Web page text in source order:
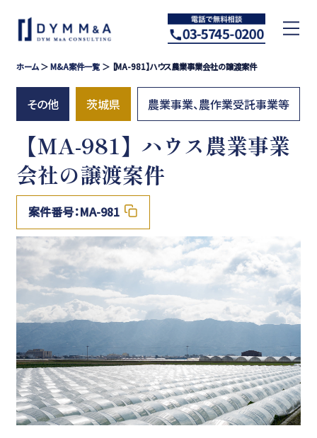
ホーム＞M&A案件一覧＞ 【MA-981】ハウス農業事業会社の譲渡案件
その他 茨城県 農業事業、農作業受託事業等
案件番号：MA-981
【MA-981】ハウス農業事業
会社の譲渡案件